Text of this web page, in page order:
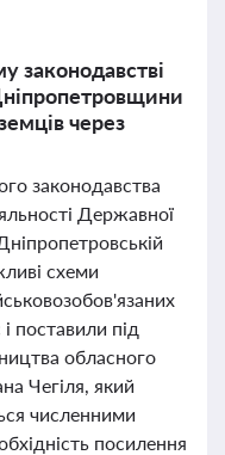
законодавстві
через
законодавства
Державної
схеми
поставили під
обласного
Чегіля, який
численними
посилення